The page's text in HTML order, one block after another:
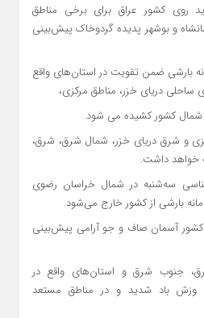
روی کشور عراق برای برخی مناطق
و بوشهر پدیده گردوخاک پیش‌بینی
بارشی ضمن تقویت در استان‌های واقع
ساحلی دریای خزر، مناطق مرکزی،
کشور کشیده می شود.
و شرق دریای خزر، شمال شرق، شرق،
خواهد داشت.
سه‌شنبه در شمال خراسان رضوی
بارشی از کشور خارج می‌شود.
کشور آسمان صاف و جو آرامی پیش‌بینی
جنوب شرق و استان‌های واقع در
وزش باد شدید و در مناطق مستعد